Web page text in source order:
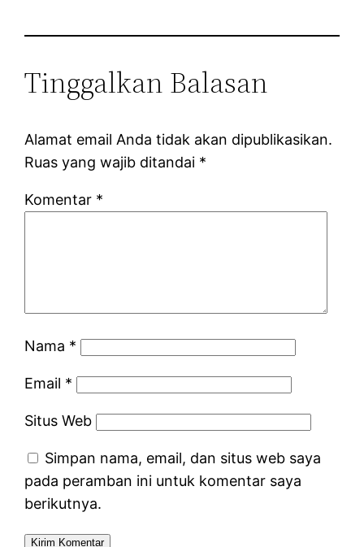
Tinggalkan Balasan
Alamat email Anda tidak akan dipublikasikan.
Ruas yang wajib ditandai *
Komentar *
Nama *
Email *
Situs Web
Simpan nama, email, dan situs web saya
pada peramban ini untuk komentar saya
berikutnya.